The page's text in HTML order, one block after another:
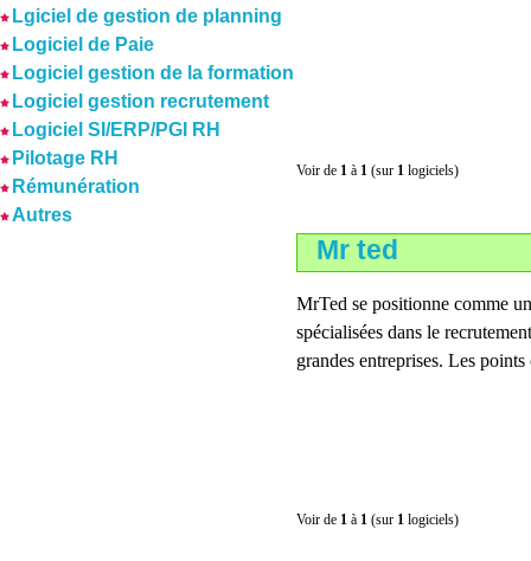
Lgiciel de gestion de planning
Logiciel de Paie
Logiciel gestion de la formation
Logiciel gestion recrutement
Logiciel SI/ERP/PGI RH
Pilotage RH
Rémunération
Autres
Voir de 1 à 1 (sur 1 logiciels)
Mr ted
MrTed se positionne comme
spécialisées dans le
grandes entreprises. Les points
Voir de 1 à 1 (sur 1 logiciels)